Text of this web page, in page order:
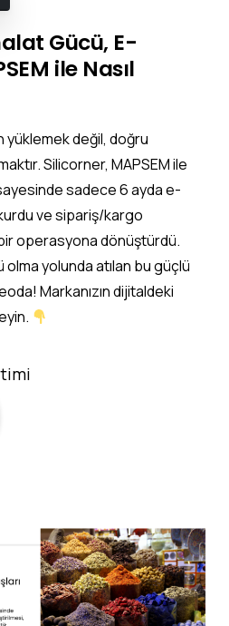
Gücü, E-
ile Nasıl
değil, doğru
Silicorner, MAPSEM ile
sadece 6 ayda e-
ve sipariş/kargo
operasyona dönüştürdü.
yolunda atılan bu güçlü
Markanızın dijitaldeki